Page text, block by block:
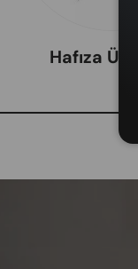
Hafıza